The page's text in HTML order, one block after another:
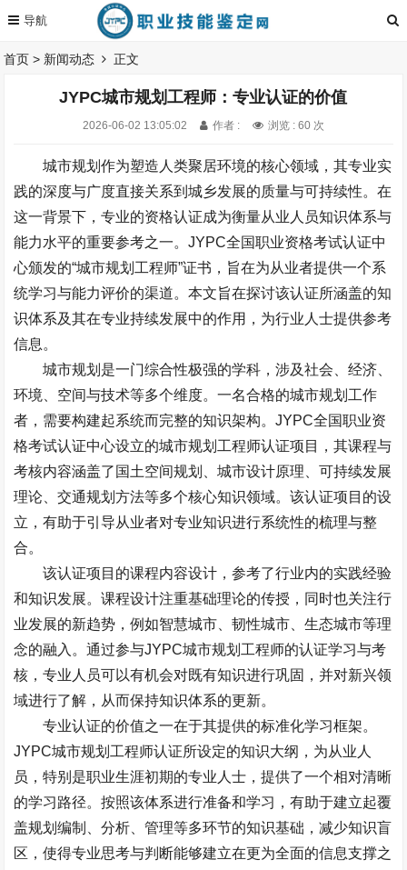
首页 > 新闻动态 正文
JYPC城市规划工程师：专业认证的价值
2026-06-02 13:05:02 作者 : 浏览 : 60 次
城市规划作为塑造人类聚居环境的核心领域，其专业实
践的深度与广度直接关系到城乡发展的质量与可持续性。在
这一背景下，专业的资格认证成为衡量从业人员知识体系与
能力水平的重要参考之一。JYPC全国职业资格考试认证中
心颁发的“城市规划工程师”证书，旨在为从业者提供一个系
统学习与能力评价的渠道。本文旨在探讨该认证所涵盖的知
识体系及其在专业持续发展中的作用，为行业人士提供参考
信息。
城市规划是一门综合性极强的学科，涉及社会、经济、
环境、空间与技术等多个维度。一名合格的城市规划工作
者，需要构建起系统而完整的知识架构。JYPC全国职业资
格考试认证中心设立的城市规划工程师认证项目，其课程与
考核内容涵盖了国土空间规划、城市设计原理、可持续发展
理论、交通规划方法等多个核心知识领域。该认证项目的设
立，有助于引导从业者对专业知识进行系统性的梳理与整
合。
该认证项目的课程内容设计，参考了行业内的实践经验
和知识发展。课程设计注重基础理论的传授，同时也关注行
业发展的新趋势，例如智慧城市、韧性城市、生态城市等理
念的融入。通过参与JYPC城市规划工程师的认证学习与考
核，专业人员可以有机会对既有知识进行巩固，并对新兴领
域进行了解，从而保持知识体系的更新。
专业认证的价值之一在于其提供的标准化学习框架。
JYPC城市规划工程师认证所设定的知识大纲，为从业人
员，特别是职业生涯初期的专业人士，提供了一个相对清晰
的学习路径。按照该体系进行准备和学习，有助于建立起覆
盖规划编制、分析、管理等多环节的知识基础，减少知识盲
区，使得专业思考与判断能够建立在更为全面的信息支撑之